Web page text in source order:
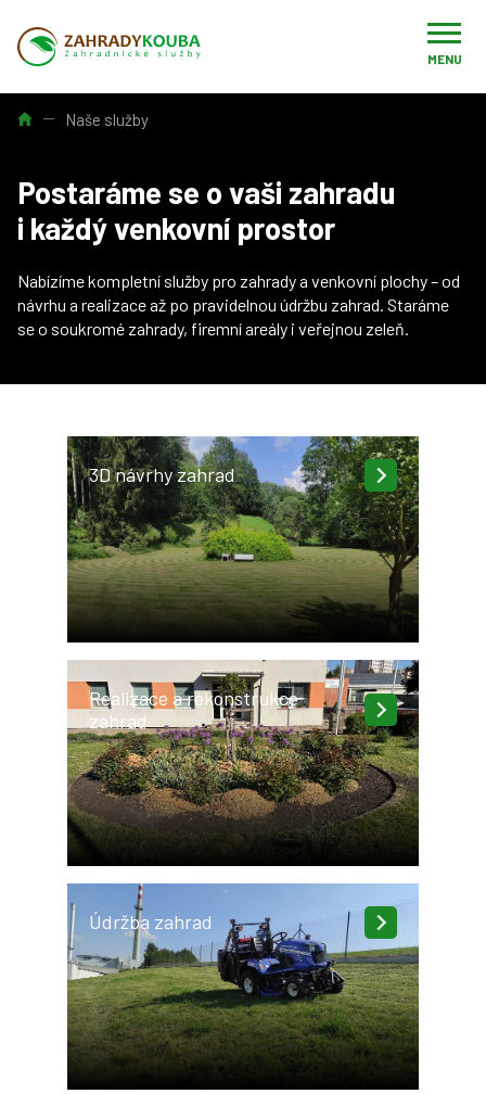
MENU
Úvod Naše služby
Postaráme se o vaši zahradu
i každý venkovní prostor
Nabízíme kompletní služby pro zahrady a venkovní plochy – od
návrhu a realizace až po pravidelnou údržbu zahrad. Staráme
se o soukromé zahrady, firemní areály i veřejnou zeleň.
3D návrhy zahrad
Realizace a rekonstrukce
zahrad
Údržba zahrad